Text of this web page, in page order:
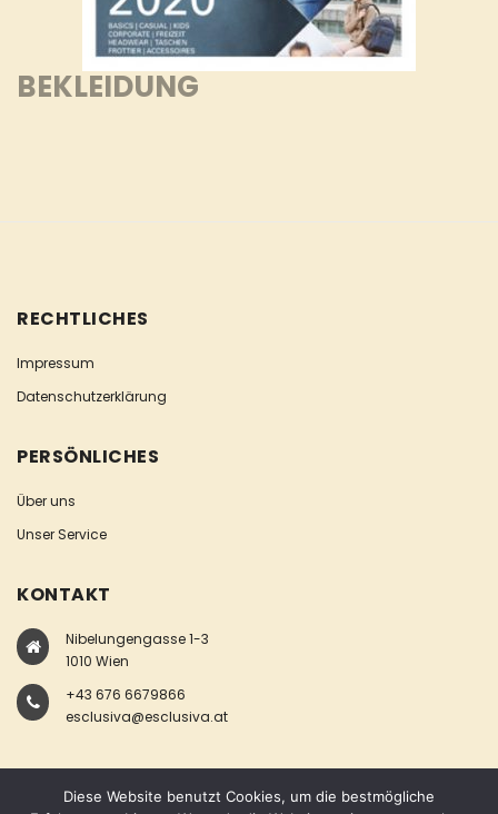
BEKLEIDUNG
RECHTLICHES
Impressum
Datenschutzerklärung
PERSÖNLICHES
Über uns
Unser Service
KONTAKT
Nibelungengasse 1-3
1010 Wien
+43 676 6679866
esclusiva@esclusiva.at
Diese Website benutzt Cookies, um die bestmögliche